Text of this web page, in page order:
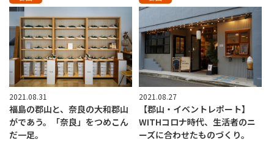
2021.08.31
福島の郡山と、奈良の大和郡山
がであう。「奈良」をつめこん
だ一足。
2021.08.27
【郡山・イベントレポート】
WITHコロナ時代、生活者のニ
ーズに合わせたものづくり。